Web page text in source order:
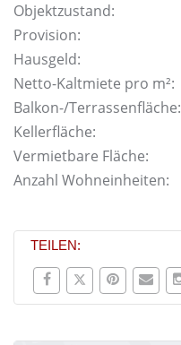
Objektzustand:
Provision:
Hausgeld:
Netto-Kaltmiete pro m²:
Balkon-/Terrassenfläche:
Kellerfläche:
Vermietbare Fläche:
Anzahl Wohneinheiten:
TEILEN: